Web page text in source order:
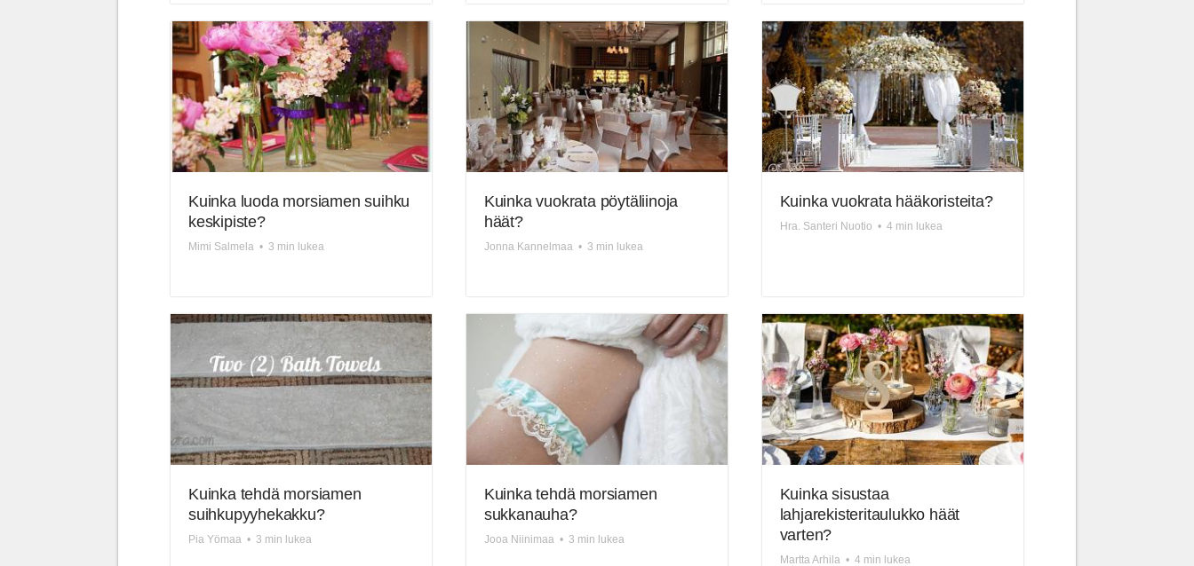
Kuinka luoda morsiamen suihku
keskipiste?
Mimi Salmela • 3 min lukea
Kuinka vuokrata pöytäliinoja
häät?
Jonna Kannelmaa • 3 min lukea
Kuinka vuokrata hääkoristeita?
Hra. Santeri Nuotio • 4 min lukea
Kuinka tehdä morsiamen
suihkupyyhekakku?
Pia Yömaa • 3 min lukea
Kuinka tehdä morsiamen
sukkanauha?
Jooa Niinimaa • 3 min lukea
Kuinka sisustaa
lahjarekisteritaulukko häät
varten?
Martta Arhila • 4 min lukea